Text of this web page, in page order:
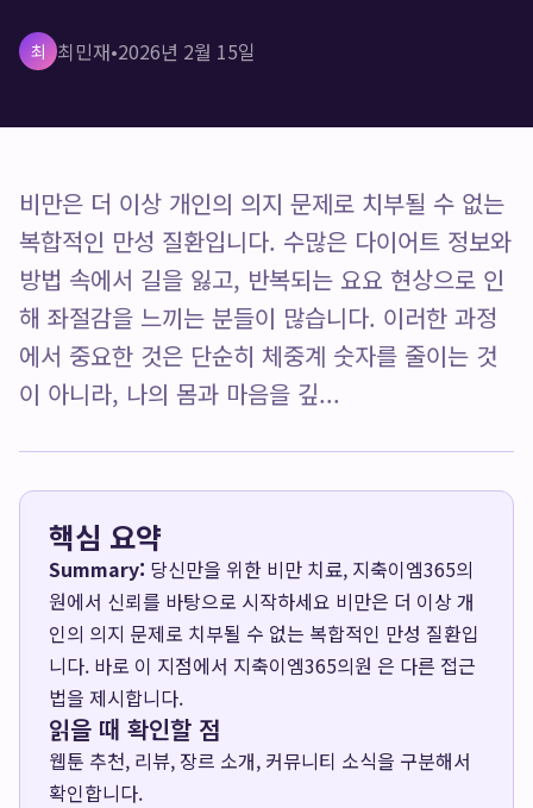
최 최민재•2026년 2월 15일
비만은 더 이상 개인의 의지 문제로 치부될 수 없는
복합적인 만성 질환입니다. 수많은 다이어트 정보와
방법 속에서 길을 잃고, 반복되는 요요 현상으로 인
해 좌절감을 느끼는 분들이 많습니다. 이러한 과정
에서 중요한 것은 단순히 체중계 숫자를 줄이는 것
이 아니라, 나의 몸과 마음을 깊...
핵심 요약
Summary: 당신만을 위한 비만 치료, 지축이엠365의
원에서 신뢰를 바탕으로 시작하세요 비만은 더 이상 개
인의 의지 문제로 치부될 수 없는 복합적인 만성 질환입
니다. 바로 이 지점에서 지축이엠365의원 은 다른 접근
법을 제시합니다.
읽을 때 확인할 점
웹툰 추천, 리뷰, 장르 소개, 커뮤니티 소식을 구분해서
확인합니다.